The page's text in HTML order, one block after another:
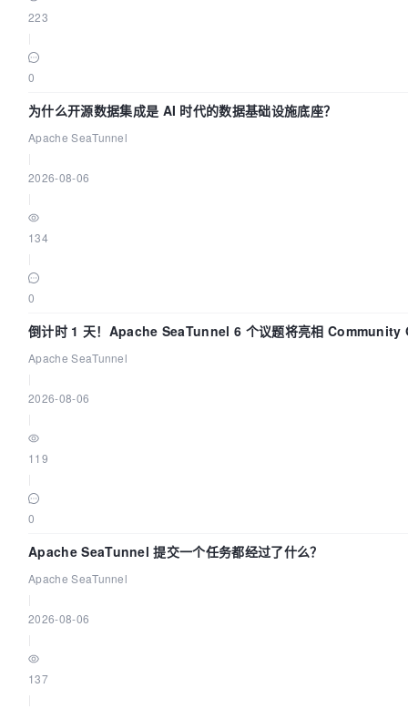
223
0
为什么开源数据集成是 AI 时代的数据基础设施底座？
Apache SeaTunnel
2026-08-06
134
0
倒计时 1 天！Apache SeaTunnel 6 个议题将亮相
Apache SeaTunnel
2026-08-06
119
0
Apache SeaTunnel 提交一个任务都经过了什么？
Apache SeaTunnel
2026-08-06
137